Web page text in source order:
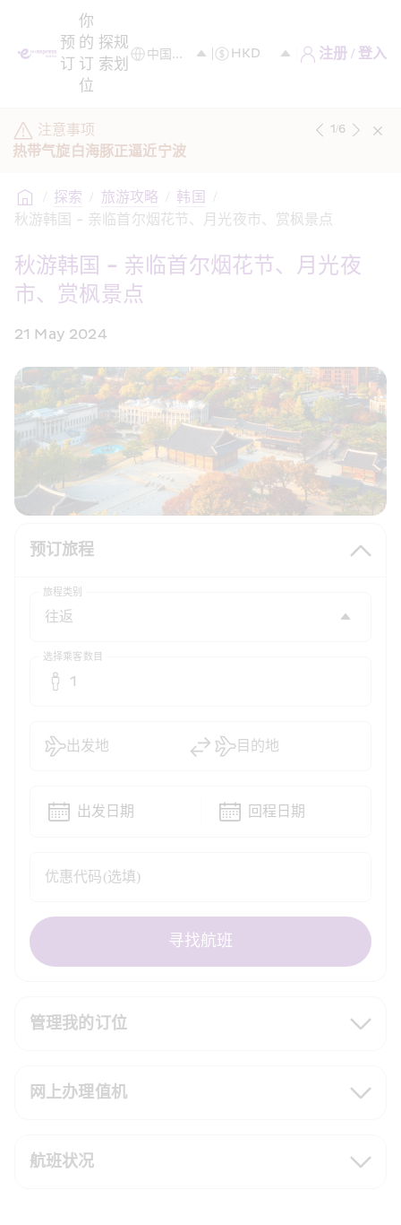
预
订
你
的
订
位
探
索
规
划
注册 / 登入
注意事项
热带气旋白海豚正逼近宁波
1/6
/ 探索 / 旅游攻略 / 韩国 /
秋游韩国 - 亲临首尔烟花节、月光夜市、赏枫景点
秋游韩国 - 亲临首尔烟花节、月光夜
市、赏枫景点
21 May 2024
预订旅程
管理我的订位
网上办理值机
航班状况
旅程类别
选择乘客数目
1
优惠代码(选填)
出发地 目的地
出发日期 回程日期
寻找航班